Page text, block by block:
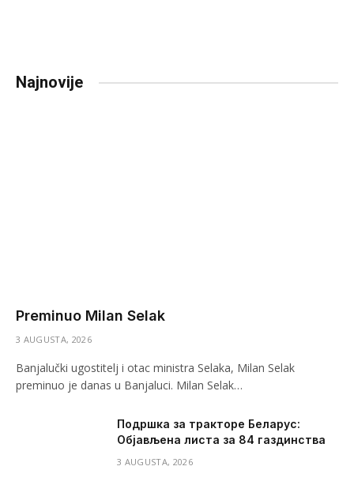
Najnovije
Preminuo Milan Selak
3 AUGUSTA, 2026
Banjalučki ugostitelj i otac ministra Selaka, Milan Selak
preminuo je danas u Banjaluci. Milan Selak…
Подршка за тракторе Беларус:
Објављена листа за 84 газдинства
3 AUGUSTA, 2026